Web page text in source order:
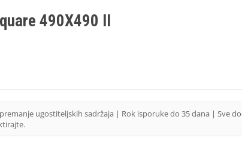
490X490 II
ugostiteljskih sadržaja | Rok isporuke do 35 dana | Sve